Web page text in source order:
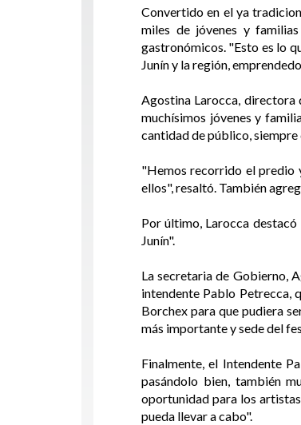
Convertido en el ya
miles de jóvenes y
gastronómicos. "Esto es lo
Junín y la región,
Agostina Larocca, directora
muchísimos jóvenes y
cantidad de público, siempre
"Hemos recorrido el predio
ellos", resaltó. También
Por último, Larocca
Junín".
La secretaria de Gobierno,
intendente Pablo Petrecca,
Borchex para que pudiera
más importante y sede del
Finalmente, el Intendente
pasándolo bien, también
oportunidad para los
pueda llevar a cabo".